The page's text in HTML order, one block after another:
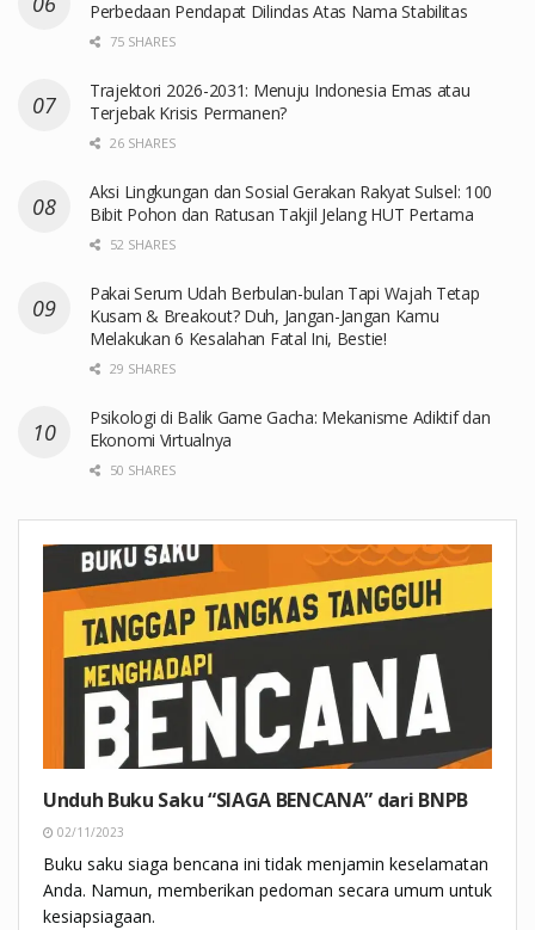
Perbedaan Pendapat Dilindas Atas Nama Stabilitas
75 SHARES
Trajektori 2026-2031: Menuju Indonesia Emas atau
Terjebak Krisis Permanen?
26 SHARES
Aksi Lingkungan dan Sosial Gerakan Rakyat Sulsel: 100
Bibit Pohon dan Ratusan Takjil Jelang HUT Pertama
52 SHARES
Pakai Serum Udah Berbulan-bulan Tapi Wajah Tetap
Kusam & Breakout? Duh, Jangan-Jangan Kamu
Melakukan 6 Kesalahan Fatal Ini, Bestie!
29 SHARES
Psikologi di Balik Game Gacha: Mekanisme Adiktif dan
Ekonomi Virtualnya
50 SHARES
Unduh Buku Saku “SIAGA BENCANA” dari BNPB
02/11/2023
Buku saku siaga bencana ini tidak menjamin keselamatan
Anda. Namun, memberikan pedoman secara umum untuk
kesiapsiagaan.